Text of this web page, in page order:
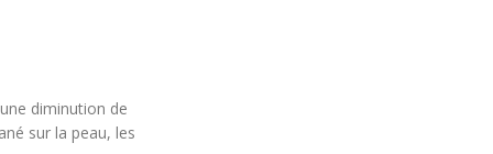
diminution de
sur la peau, les